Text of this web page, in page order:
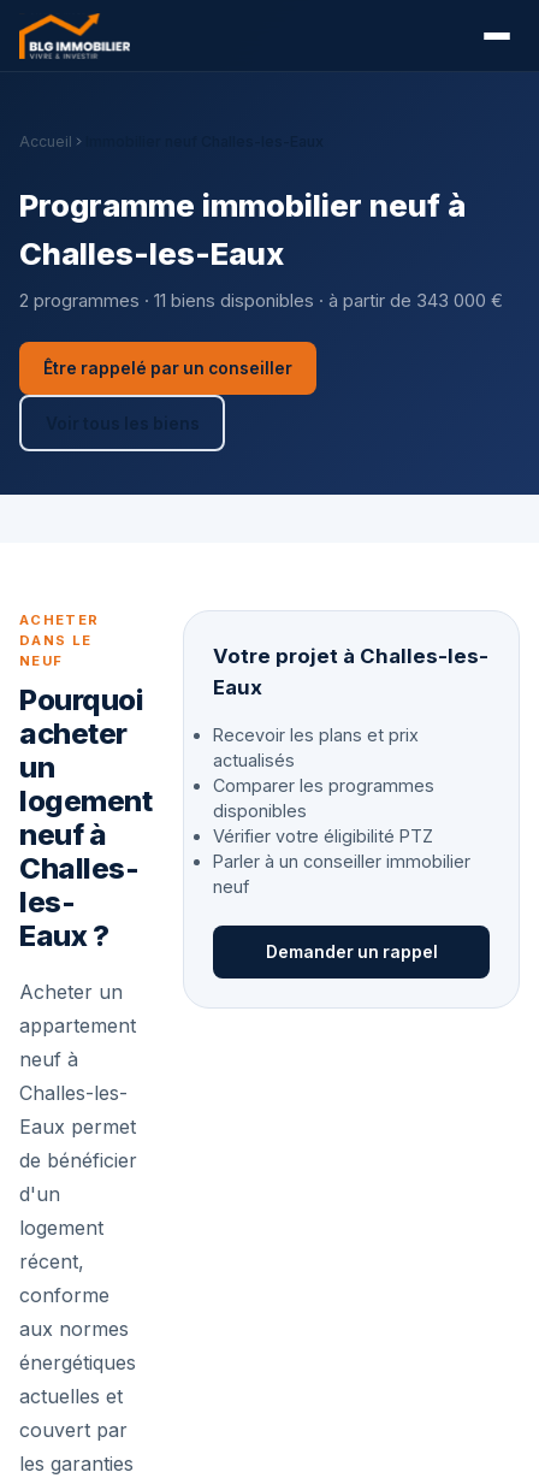
Accueil
Programme immobilier neuf à
Challes-les-Eaux
2 programmes · 11 biens disponibles · à partir de 343 000 €
Être rappelé par un conseiller
Voir tous les biens
ACHETER
DANS LE
NEUF
Pourquoi
acheter
un
logement
neuf à
Challes-
les-
Eaux ?
Acheter un
appartement
neuf à
Challes-les-
Eaux permet
de bénéficier
d'un
logement
récent,
conforme
aux normes
énergétiques
actuelles et
couvert par
les garanties
Votre projet à Challes-les-
Eaux
Recevoir les plans et prix
actualisés
Comparer les programmes
disponibles
Vérifier votre éligibilité PTZ
Parler à un conseiller immobilier
neuf
Demander un rappel